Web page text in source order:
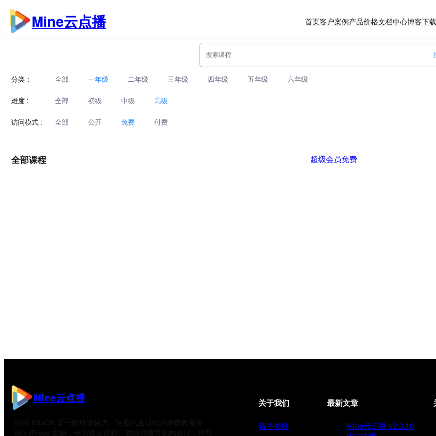
跳
至
内
Mine云点播 首页客户案例产品价格文档中心博客下载
分类： 全部 一年级 二年级 三年级 四年级 五年级 六年级
难度 : 全部 初级 中级 高级
访问模式 : 全部 公开 免费 付费
全部课程 超级会员免费
Mine云点播
Mine EduCN 是一款功能强大、轻量化且现代的免费教育类
WordPress 主题，专为独立讲师、教练和教育机构设计，可帮
关于我们
服务领域
最新文章
Mine云点播 v2.3.10